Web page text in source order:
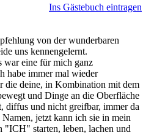
Ins Gästebuch eintragen
von der wunderbaren
uns kennengelernt.
war eine für mich ganz
habe immer mal wieder
die deine, in Kombination mit dem
und Dinge an die Oberfläche
diffus und nicht greifbar, immer da
jetzt kann ich sie in mein
"ICH" starten, leben, lachen und